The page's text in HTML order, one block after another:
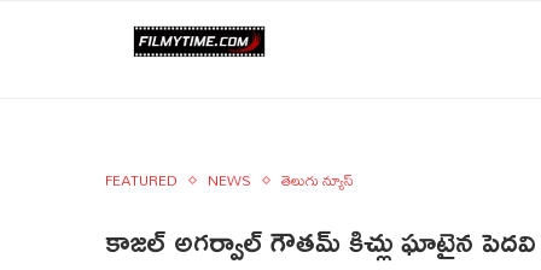
FEATURED NEWS తెలుగు న్యూస్
కాజల్ అగర్వాల్ గౌతమ్ కిచ్లు ఘాటైన పెదవి